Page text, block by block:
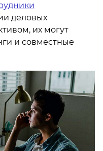
деловых
их могут
и совместные